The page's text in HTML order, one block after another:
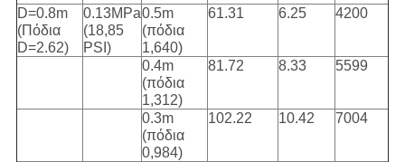
D=0.8m
(Πόδια
D=2.62)
0.13MPa
(18,85
PSI)
0.5m
(πόδια
1,640)
61.31 6.25 4200
0.4m
(πόδια
1,312)
81.72 8.33 5599
0.3m
(πόδια
0,984)
102.22 10.42 7004